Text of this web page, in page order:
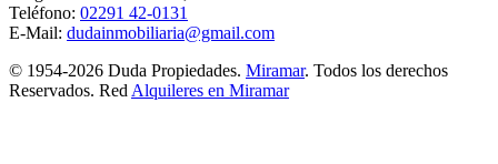
Teléfono: 02291 42-0131
E-Mail: dudainmobiliaria@gmail.com
© 1954-2026 Duda Propiedades. Miramar. Todos los derechos
Reservados. Red Alquileres en Miramar